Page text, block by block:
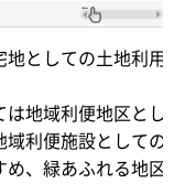
としての土地利
は地域利便地区と
域利便施設として
、緑あふれる地